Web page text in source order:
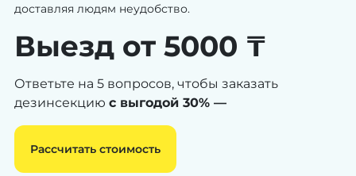
доставляя людям неудобство.
Выезд от 5000 ₸
Ответьте на 5 вопросов, чтобы заказать
дезинсекцию с выгодой 30% —
Рассчитать стоимость